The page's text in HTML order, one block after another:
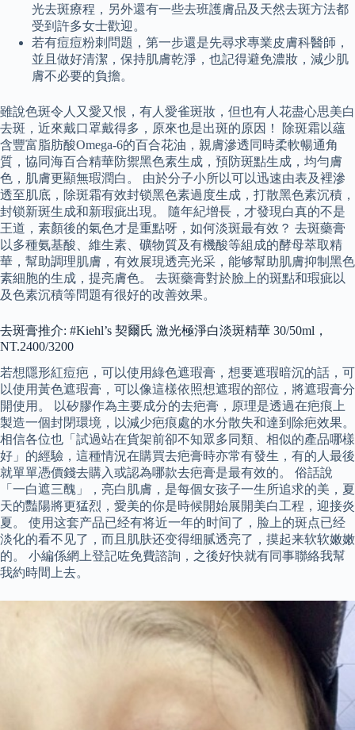
光去斑療程，另外還有一些去班護膚品及天然去斑方法都
受到許多女士歡迎。
若有痘痘粉刺問題，第一步還是先尋求專業皮膚科醫師，
並且做好清潔，保持肌膚乾淨，也記得避免濃妝，減少肌
膚不必要的負擔。
雖說色斑令人又愛又恨，有人愛雀斑妝，但也有人花盡心思美白
去斑，近來戴口罩戴得多，原來也是出斑的原因！ 除斑霜以蘊
含豐富脂肪酸Omega-6的百合花油，親膚滲透同時柔軟暢通角
質，協同海百合精華防禦黑色素生成，預防斑點生成，均勻膚
色，肌膚更顯無瑕潤白。 由於分子小所以可以迅速由表及裡滲
透至肌底，除斑霜有效封锁黑色素過度生成，打散黑色素沉積，
封锁新斑生成和新瑕疵出現。 隨年紀增長，才發現白真的不是
王道，素顏後的氣色才是重點呀，如何淡斑最有效？ 去斑藥膏
以多種氨基酸、維生素、礦物質及有機酸等組成的酵母萃取精
華，幫助調理肌膚，有效展現透亮光采，能够幫助肌膚抑制黑色
素細胞的生成，提亮膚色。 去斑藥膏對於臉上的斑點和瑕疵以
及色素沉積等問題有很好的改善效果。
去斑膏推介: #Kiehl’s 契爾氏 激光極淨白淡斑精華 30/50ml，
NT.2400/3200
若想隱形紅痘疤，可以使用綠色遮瑕膏，想要遮瑕暗沉的話，可
以使用黃色遮瑕膏，可以像這樣依照想遮瑕的部位，將遮瑕膏分
開使用。 以矽膠作為主要成分的去疤膏，原理是透過在疤痕上
製造一個封閉環境，以減少疤痕處的水分散失和達到除疤效果。
相信各位也「試過站在貨架前卻不知眾多同類、相似的產品哪樣
好」的經驗，這種情況在購買去疤膏時亦常有發生，有的人最後
就單單憑價錢去購入或認為哪款去疤膏是最有效的。 俗話說
「一白遮三醜」，亮白肌膚，是每個女孩子一生所追求的美，夏
天的豔陽將更猛烈，愛美的你是時候開始展開美白工程，迎接炎
夏。 使用这套产品已经有将近一年的时间了，脸上的斑点已经
淡化的看不见了，而且肌肤还变得细腻透亮了，摸起来软软嫩嫩
的。 小編係網上登記咗免費諮詢，之後好快就有同事聯絡我幫
我約時間上去。